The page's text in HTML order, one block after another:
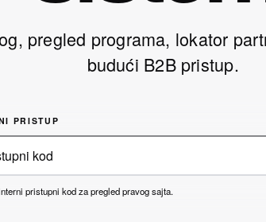
pregled programa, lokator
budući B2B pristup.
PRISTUP
pristupni kod za pregled pravog sajta.